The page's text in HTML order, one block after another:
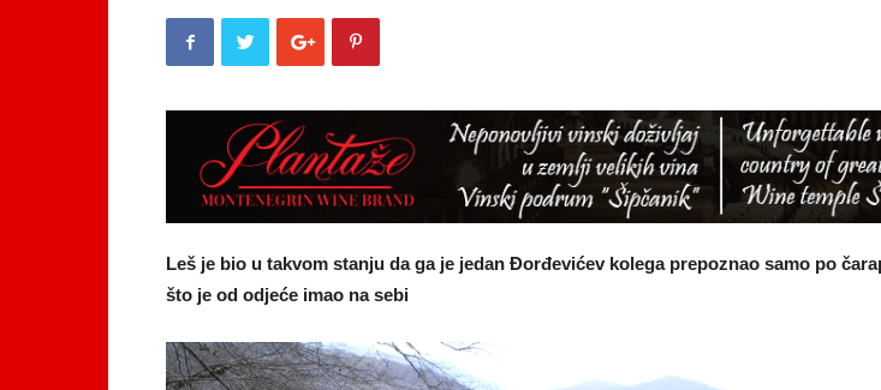
Leš je bio u takvom stanju da ga je jedan Đorđevićev kolega prepoznao samo po
što je od odjeće imao na sebi